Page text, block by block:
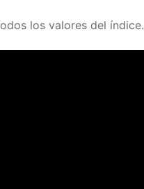
los valores del índice.